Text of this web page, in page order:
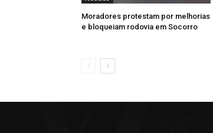
Moradores protestam por melhorias
e bloqueiam rodovia em Socorro